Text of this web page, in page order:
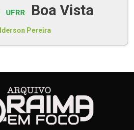
UFRR Boa Vista
Ilderson Pereira